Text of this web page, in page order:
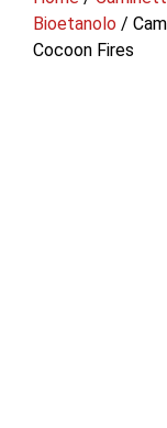
Bioetanolo /
Cocoon Fires